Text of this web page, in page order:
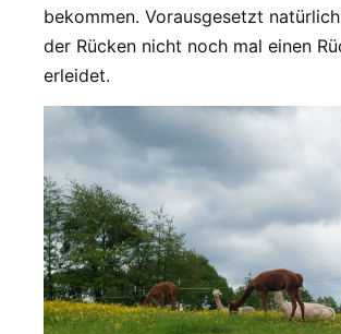
bekommen. Vorausgesetzt
der Rücken nicht noch mal einen
erleidet.